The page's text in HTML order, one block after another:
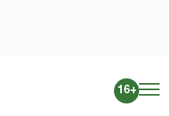
16+